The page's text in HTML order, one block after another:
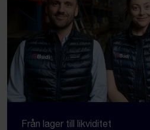
Från lager till likviditet